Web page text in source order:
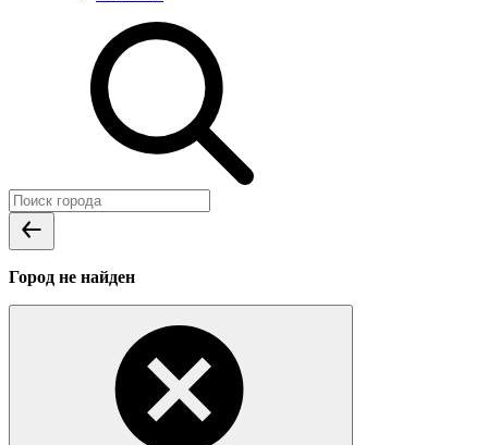
Город не найден